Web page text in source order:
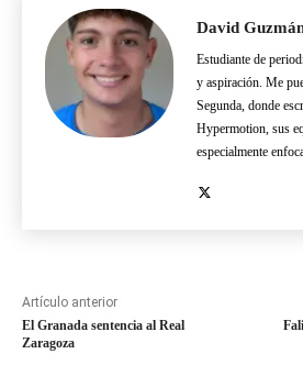
David
Estudiante de
y aspiración. Me
Segunda, donde
Hypermotion, sus
especialmente
Artículo anterior
El Granada sentencia al Real
Zaragoza